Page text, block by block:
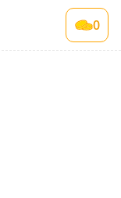
0
Home для
30